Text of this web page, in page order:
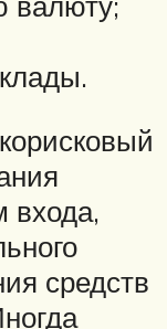
входа,
средств